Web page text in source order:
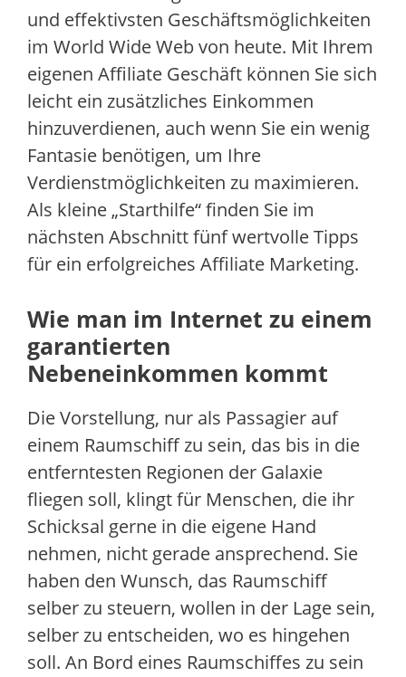
und effektivsten Geschäftsmöglichkeiten
im World Wide Web von heute. Mit Ihrem
eigenen Affiliate Geschäft können Sie sich
leicht ein zusätzliches Einkommen
hinzuverdienen, auch wenn Sie ein wenig
Fantasie benötigen, um Ihre
Verdienstmöglichkeiten zu maximieren.
Als kleine „Starthilfe“ finden Sie im
nächsten Abschnitt fünf wertvolle Tipps
für ein erfolgreiches Affiliate Marketing.
Wie man im Internet zu einem
garantierten
Nebeneinkommen kommt
Die Vorstellung, nur als Passagier auf
einem Raumschiff zu sein, das bis in die
entferntesten Regionen der Galaxie
fliegen soll, klingt für Menschen, die ihr
Schicksal gerne in die eigene Hand
nehmen, nicht gerade ansprechend. Sie
haben den Wunsch, das Raumschiff
selber zu steuern, wollen in der Lage sein,
selber zu entscheiden, wo es hingehen
soll. An Bord eines Raumschiffes zu sein